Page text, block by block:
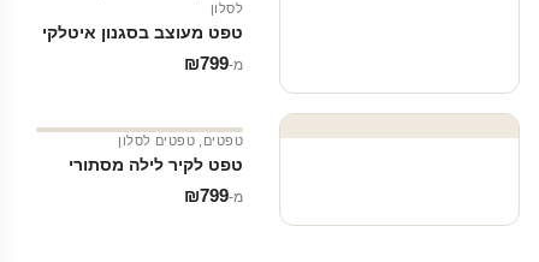
לסלון
טפט מעוצב בסגנון איטלקי
מ‑ ₪799
טפטים , טפטים לסלון
טפט לקיר לילה מסתורי
מ‑ ₪799